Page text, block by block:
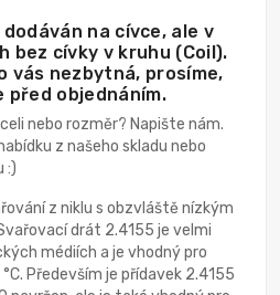
na cívce, ale v
bez cívky v kruhu (Coil).
vás nezbytná, prosíme,
před objednáním.
nebo rozměr? Napište nám.
z našeho skladu nebo
:)
z niklu s obzvláště nízkým
drát 2.4155 je velmi
médiích a je vhodný pro
Především je přídavek 2.4155